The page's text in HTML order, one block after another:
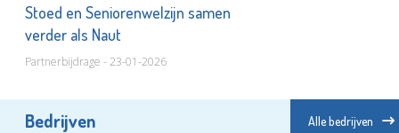
Stoed en Seniorenwelzijn samen
verder als Naut
Partnerbijdrage - 23-01-2026
Bedrijven Alle bedrijven